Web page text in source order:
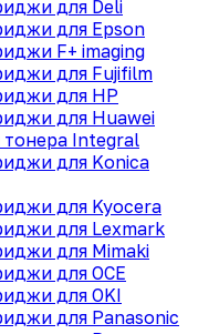
для Deli
для Epson
F+ imaging
для Fujifilm
для HP
для Huawei
Integral
для Konica
для Kyocera
для Lexmark
для Mimaki
для OCE
для OKI
для Panasonic